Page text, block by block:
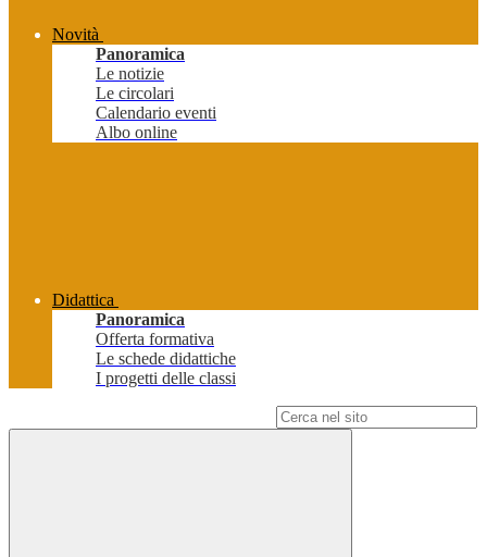
Novità
Panoramica
Le notizie
Le circolari
Calendario eventi
Albo online
Didattica
Panoramica
Offerta formativa
Le schede didattiche
I progetti delle classi